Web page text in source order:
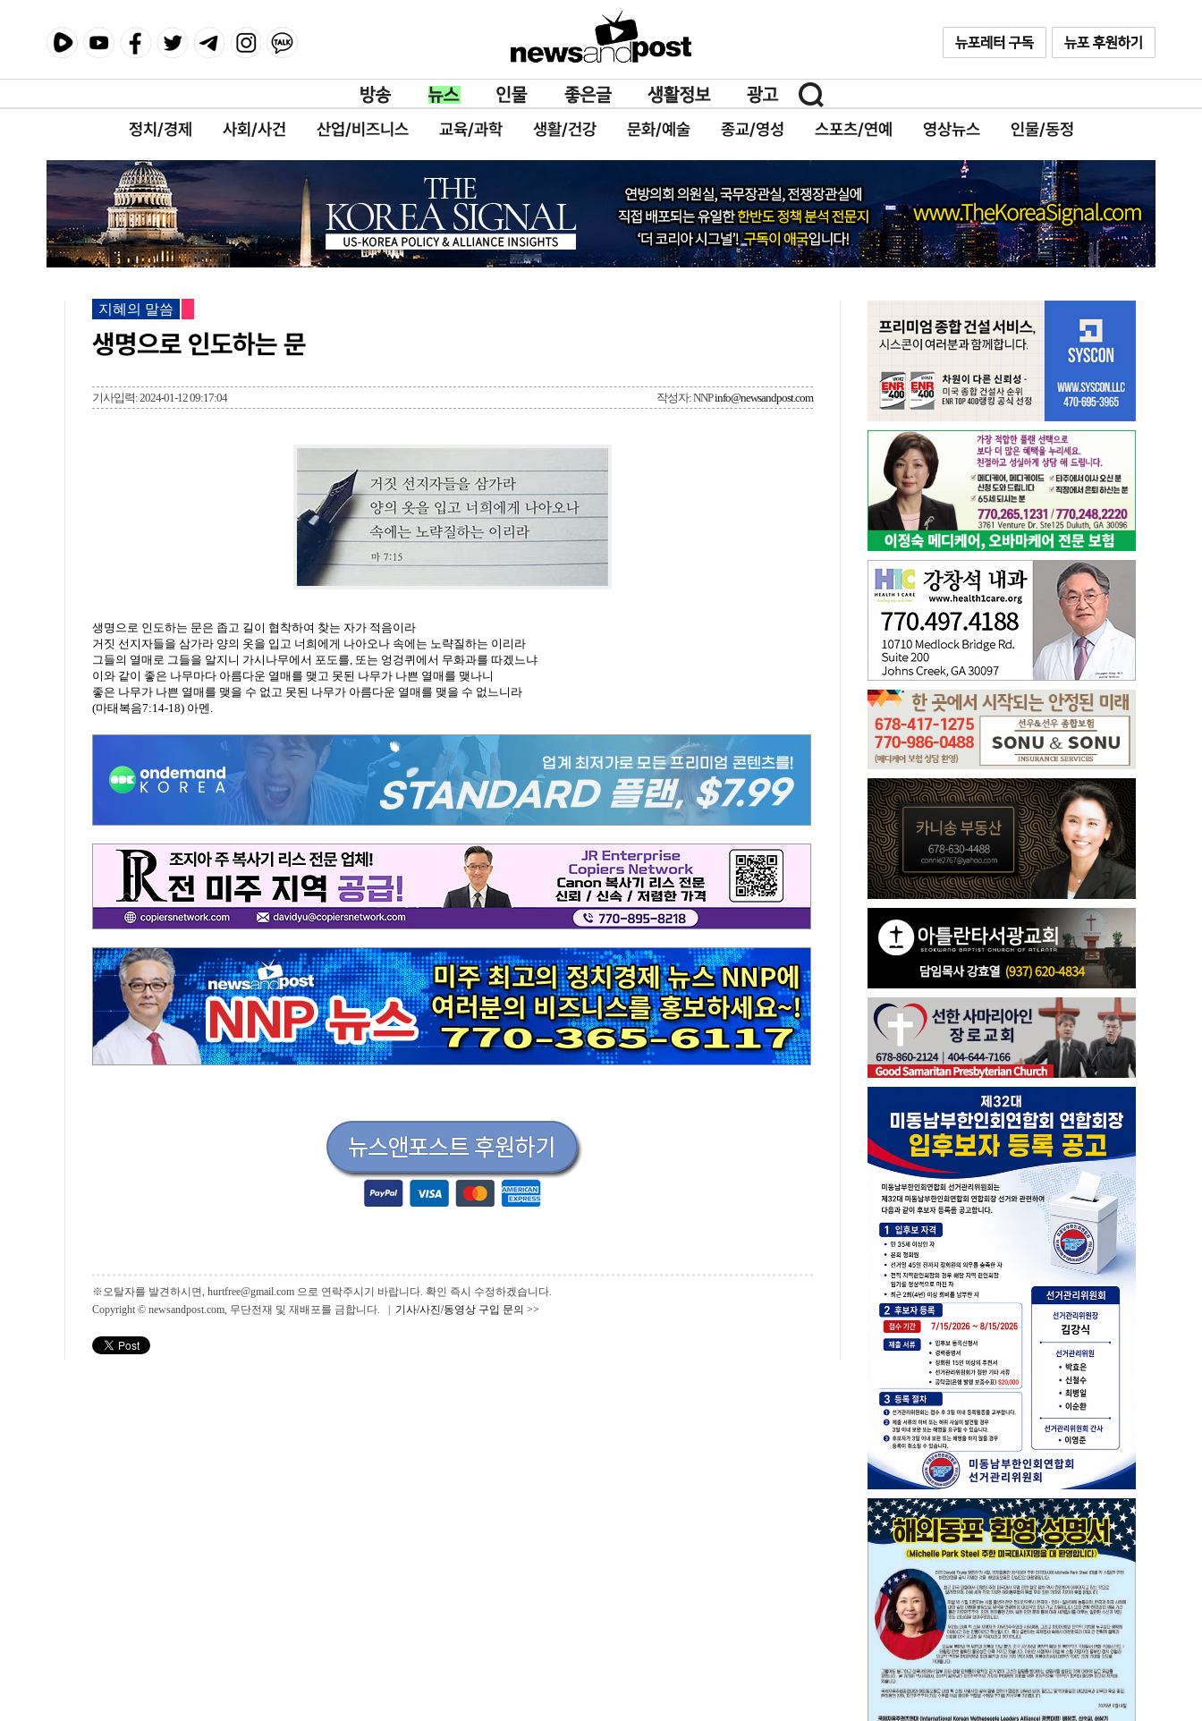
정치/경제 사회/사건 산업/비즈니스 교육/과학 생활/건강 문화/예술 종교/영성 스포츠/연예 영상뉴스 인물/동정
지혜의 말씀
생명으로 인도하는 문
기사입력: 2024-01-12 09:17:04 작성자: NNPinfo@newsandpost.com
생명으로 인도하는 문은 좁고 길이 협착하여 찾는 자가 적음이라
거짓 선지자들을 삼가라 양의 옷을 입고 너희에게 나아오나 속에는 노략질하는 이리라
그들의 열매로 그들을 알지니 가시나무에서 포도를, 또는 엉겅퀴에서 무화과를 따겠느냐
이와 같이 좋은 나무마다 아름다운 열매를 맺고 못된 나무가 나쁜 열매를 맺나니
좋은 나무가 나쁜 열매를 맺을 수 없고 못된 나무가 아름다운 열매를 맺을 수 없느니라
(마태복음7:14-18) 아멘.
※오탈자를 발견하시면, hurtfree@gmail.com 으로 연락주시기 바랍니다. 확인 즉시 수정하겠습니다.
Copyright © newsandpost.com, 무단전재 및 재배포를 금합니다. | 기사/사진/동영상 구입 문의 >>